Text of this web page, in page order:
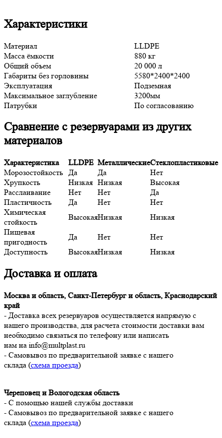
Характеристики
Материал
LLDPE
Масса ёмкости
880 кг
Общий объем
20 000 л
Габариты без горловины
5580*2400*2400
Эксплуатация
Подземная
Максимальное заглубление
3200мм
Патрубки
По согласованию
Сравнение с резервуарами из других
материалов
Характеристика LLDPE МеталлическиеСтеклопластиковые
Морозостойкость Да Да
Нет
Хрупкость
Низкая Низкая
Высокая
Расслаивание
Нет Нет
Да
Пластичность
Да Нет
Нет
Химическая
стойкость
ВысокаяНизкая
Низкая
Пищевая
пригодность
Да Нет
Нет
Доступность
ВысокаяНизкая Низкая
Доставка и оплата
Москва и область, Санкт-Петербург и область, Краснодарский
край
- Доставка всех резервуаров осуществляется напрямую с
нашего производства, для расчета стоимости доставки вам
необходимо связаться по телефону или написать
нам на info@multplast.ru
- Самовывоз по предварительной заявке с нашего
склада (схема проезда)
Череповец и Вологодская область
- С помощью нашей службы доставки
- Самовывоз по предварительной заявке с нашего
склада (схема проезда)